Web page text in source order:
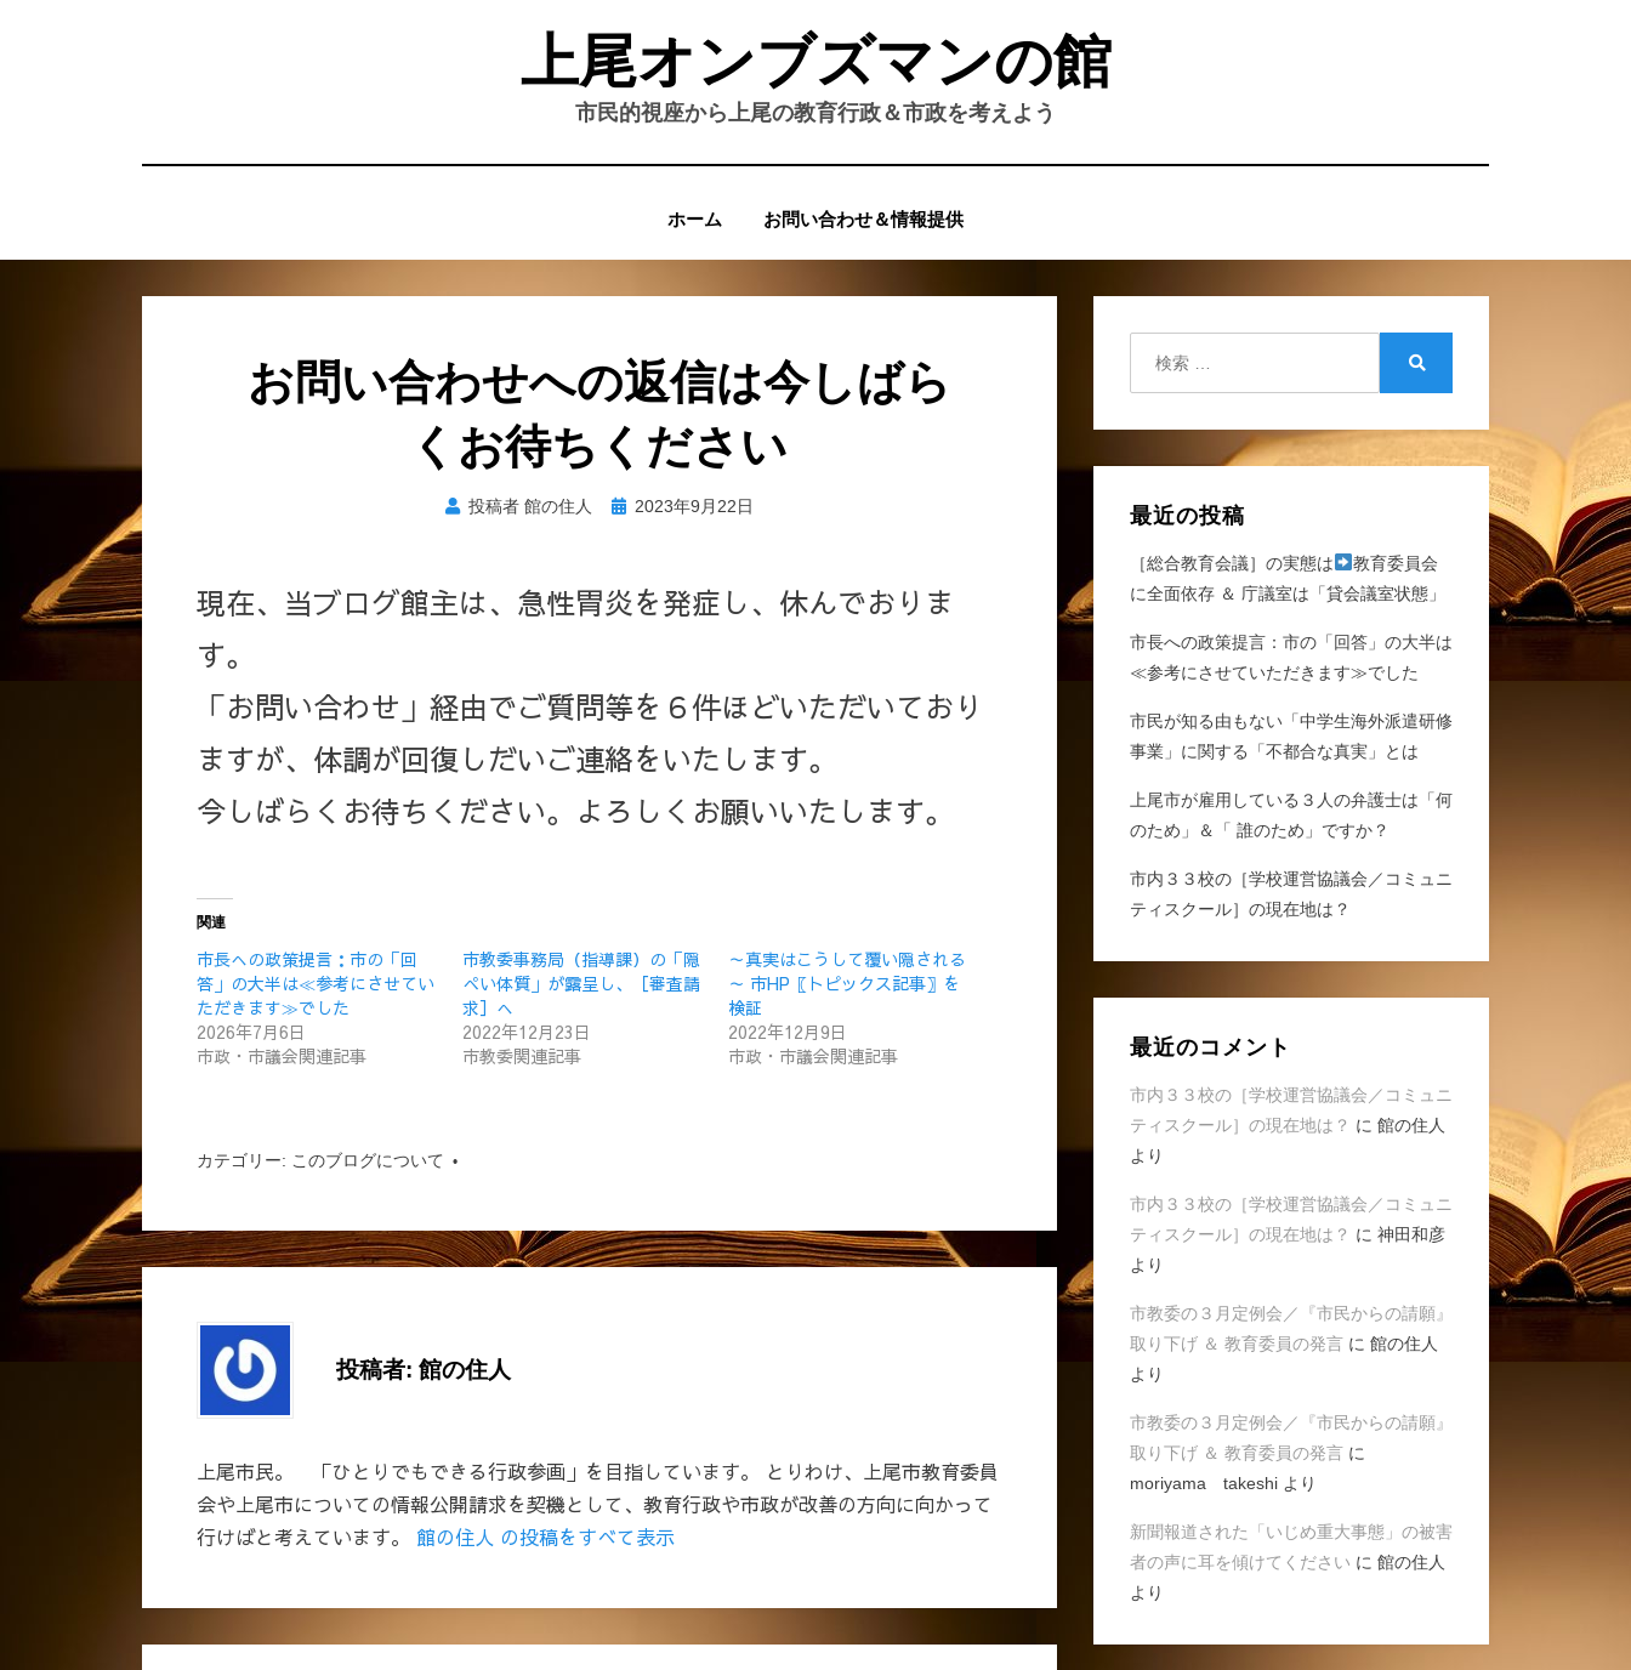
上尾オンブズマンの館
市民的視座から上尾の教育行政＆市政を考えよう
ホーム お問い合わせ＆情報提供
お問い合わせへの返信は今しばら
くお待ちください
投稿者 館の住人
投 2023年9月22日
現在、当ブログ館主は、急性胃炎を発症し、休んでおりま
す。
「お問い合わせ」経由でご質問等を６件ほどいただいており
ますが、体調が回復しだいご連絡をいたします。
今しばらくお待ちください。よろしくお願いいたします。
関連
市長への政策提言：市の「回
答」の大半は≪参考にさせてい
ただきます≫でした
2026年7月6日
市政・市議会関連記事
市教委事務局（指導課）の「隠
ぺい体質」が露呈し、［審査請
求］へ
2022年12月23日
市教委関連記事
～真実はこうして覆い隠される
～ 市HP〖トピックス記事〗を
検証
2022年12月9日
市政・市議会関連記事
カテゴリー: このブログについて
投稿者: 館の住人
上尾市民。 「ひとりでもできる行政参画」を目指しています。 とりわけ、上尾市教育委員
会や上尾市についての情報公開請求を契機として、教育行政や市政が改善の方向に向かって
行けばと考えています。 館の住人 の投稿をすべて表示
最近の投稿
［総合教育会議］の実態は
教育委員会
に全面依存 ＆ 庁議室は「貸会議室状態」
市長への政策提言：市の「回答」の大半は
≪参考にさせていただきます≫でした
市民が知る由もない「中学生海外派遣研修
事業」に関する「不都合な真実」とは
上尾市が雇用している３人の弁護士は「何
のため」＆「 誰のため」ですか？
市内３３校の［学校運営協議会／コミュニ
ティスクール］の現在地は？
最近のコメント
市内３３校の［学校運営協議会／コミュニ
ティスクール］の現在地は？ に 館の住人
より
市内３３校の［学校運営協議会／コミュニ
ティスクール］の現在地は？ に 神田和彦
より
市教委の３月定例会／『市民からの請願』
取り下げ ＆ 教育委員の発言に 館の住人
より
市教委の３月定例会／『市民からの請願』
取り下げ ＆ 教育委員の発言に
moriyama takeshiより
新聞報道された「いじめ重大事態」の被害
者の声に耳を傾けてください に 館の住人
より